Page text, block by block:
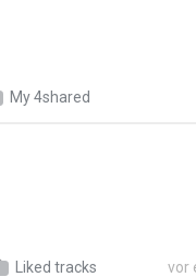
My 4shared
Liked tracks vor